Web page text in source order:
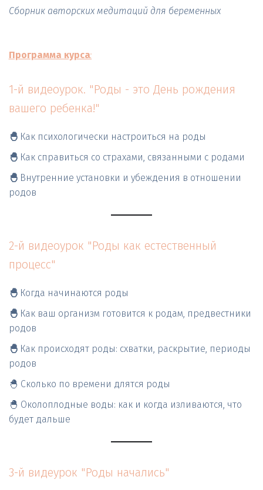
Сборник авторских медитаций для беременных
Программа курса:
1-й видеоурок. "Роды - это День рождения
вашего ребенка!"
🐣 Как психологически настроиться на роды
🐣 Как справиться со страхами, связанными с родами
🐣 Внутренние установки и убеждения в отношении
родов
2-й видеоурок "Роды как естественный
процесс"
🐣 Когда начинаются роды
🐣 Как ваш организм готовится к родам, предвестники
родов
🐣 Как происходят роды: схватки, раскрытие, периоды
родов
🐣 Сколько по времени длятся роды
🐣 Околоплодные воды: как и когда изливаются, что
будет дальше
3-й видеурок "Роды начались"